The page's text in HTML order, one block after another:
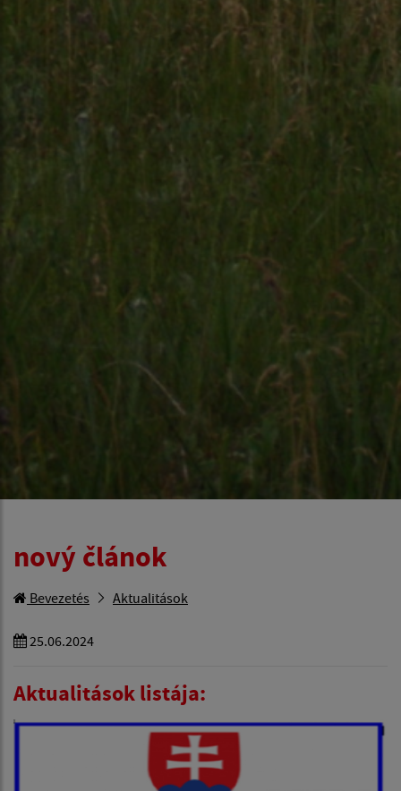
nový článok
Bevezetés Aktualitások
25.06.2024
Aktualitások listája: